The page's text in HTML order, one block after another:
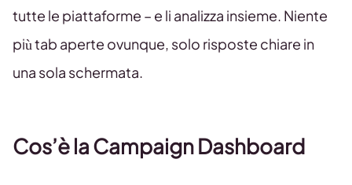
tutte le piattaforme – e li analizza insieme. Niente
più tab aperte ovunque, solo risposte chiare in
una sola schermata.
Cos’è la Campaign Dashboard